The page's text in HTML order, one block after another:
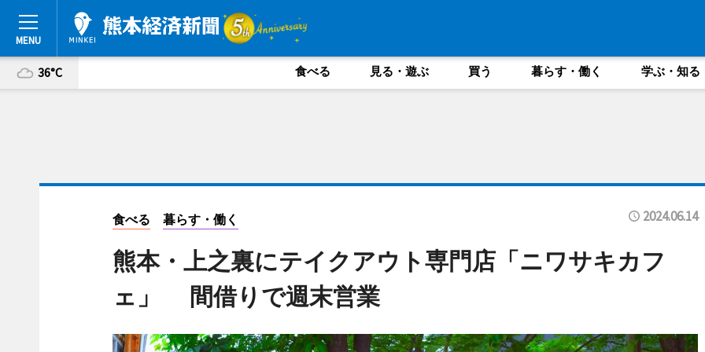
36°C 食べる 見る・遊ぶ 買う 暮らす・働く 学ぶ・知る
食べる 暮らす・働く 2024.06.14
熊本・上之裏にテイクアウト専門店「ニワサキカフ
ェ」 間借りで週末営業